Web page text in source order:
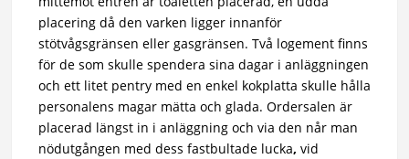
placering då den varken ligger innanför
stötvågsgränsen eller gasgränsen. Två logement finns
för de som skulle spendera sina dagar i anläggningen
och ett litet pentry med en enkel kokplatta skulle hålla
personalens magar mätta och glada. Ordersalen är
placerad längst in i anläggning och via den når man
nödutgången med dess fastbultade lucka, vid